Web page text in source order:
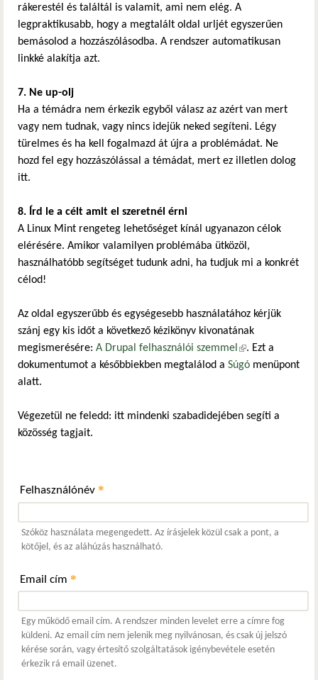
rákerestél és találtál is valamit, ami nem elég. A
legpraktikusabb, hogy a megtalált oldal urljét egyszerűen
bemásolod a hozzászólásodba. A rendszer automatikusan
linkké alakítja azt.
7. Ne up-olj
Ha a témádra nem érkezik egyből válasz az azért van mert
vagy nem tudnak, vagy nincs idejük neked segíteni. Légy
türelmes és ha kell fogalmazd át újra a problémádat. Ne
hozd fel egy hozzászólással a témádat, mert ez illetlen dolog
itt.
8. Írd le a célt amit el szeretnél érni
A Linux Mint rengeteg lehetőséget kínál ugyanazon célok
elérésére. Amikor valamilyen problémába ütközöl,
használhatóbb segítséget tudunk adni, ha tudjuk mi a konkrét
célod!
Az oldal egyszerűbb és egységesebb használatához kérjük
szánj egy kis időt a következő kézikönyv kivonatának
megismerésére: A Drupal felhasználói szemmel (külső hivatkozás)
. Ezt a
dokumentumot a későbbiekben megtalálod a Súgó menüpont
alatt.
Végezetül ne feledd: itt mindenki szabadidejében segíti a
közösség tagjait.
Felhasználónév *
Szóköz használata megengedett. Az írásjelek közül csak a pont, a
kötőjel, és az aláhúzás használható.
Email cím *
Egy működő email cím. A rendszer minden levelet erre a címre fog
küldeni. Az email cím nem jelenik meg nyilvánosan, és csak új jelszó
kérése során, vagy értesítő szolgáltatások igénybevétele esetén
érkezik rá email üzenet.